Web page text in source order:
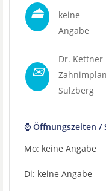
⏏
keine
Angabe
✉
Dr.
Sulzberg
⌚ Öffnungszeiten /
Mo: keine Angabe
Di: keine Angabe